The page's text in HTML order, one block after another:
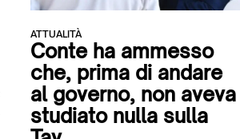
ATTUALITÀ
Conte ha ammesso
che, prima di andare
al governo, non aveva
studiato nulla sulla